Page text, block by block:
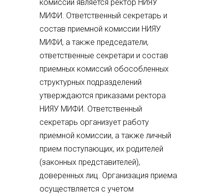
комиссии является ректор НИЯУ
МИФИ. Ответственный секретарь и
состав приемной комиссии НИЯУ
МИФИ, а также председатели,
ответственные секретари и состав
приемных комиссий обособленных
структурных подразделений
утверждаются приказами ректора
НИЯУ МИФИ. Ответственный
секретарь организует работу
приемной комиссии, а также личный
прием поступающих, их родителей
(законных представителей),
доверенных лиц. Организация приема
осуществляется с учетом